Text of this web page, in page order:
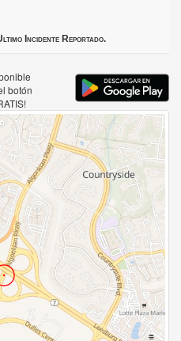
Incidente Reportado.
botón